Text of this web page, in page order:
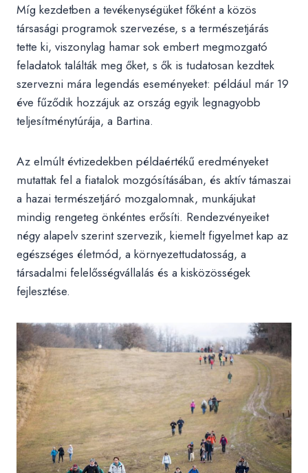
Míg kezdetben a tevékenységüket főként a közös
társasági programok szervezése, s a természetjárás
tette ki, viszonylag hamar sok embert megmozgató
feladatok találták meg őket, s ők is tudatosan kezdtek
szervezni mára legendás eseményeket: például már 19
éve fűződik hozzájuk az ország egyik legnagyobb
teljesítménytúrája, a Bartina.
Az elmúlt évtizedekben példaértékű eredményeket
mutattak fel a fiatalok mozgósításában, és aktív támaszai
a hazai természetjáró mozgalomnak, munkájukat
mindig rengeteg önkéntes erősíti. Rendezvényeiket
négy alapelv szerint szervezik, kiemelt figyelmet kap az
egészséges életmód, a környezettudatosság, a
társadalmi felelősségvállalás és a kisközösségek
fejlesztése.